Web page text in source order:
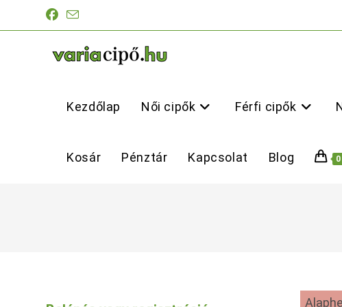
Kezdőlap Női cipők Férfi cipők
Kosár Pénztár Kapcsolat Blog 0